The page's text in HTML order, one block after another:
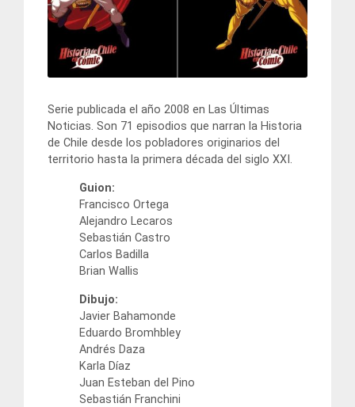
Serie publicada el año 2008 en Las Últimas
Noticias. Son 71 episodios que narran la Historia
de Chile desde los pobladores originarios del
territorio hasta la primera década del siglo XXI.
Guion:
Francisco Ortega
Alejandro Lecaros
Sebastián Castro
Carlos Badilla
Brian Wallis
Dibujo:
Javier Bahamonde
Eduardo Bromhbley
Andrés Daza
Karla Díaz
Juan Esteban del Pino
Sebastián Franchini